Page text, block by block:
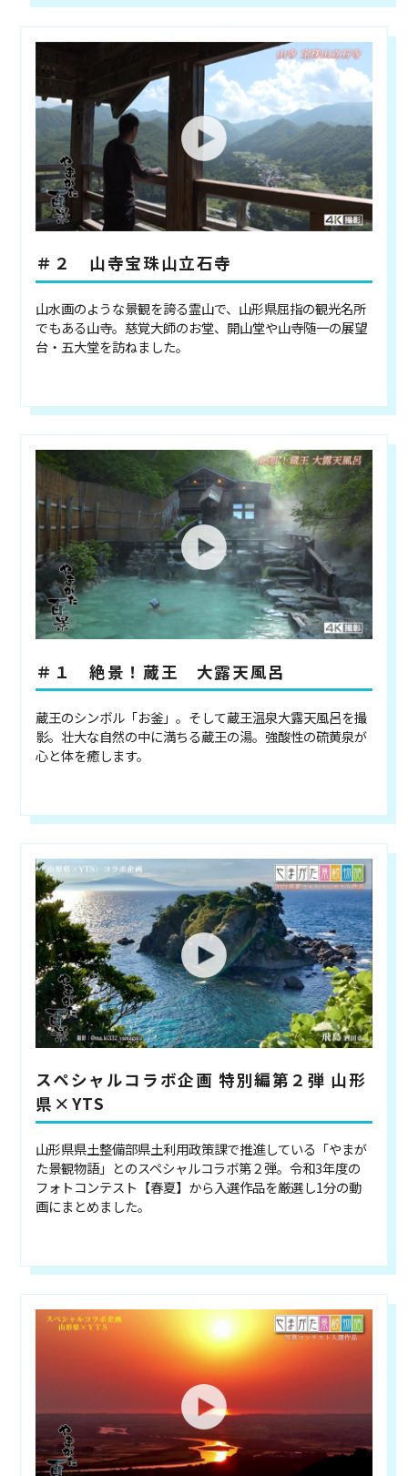
＃２ 山寺宝珠山立石寺
山水画のような景観を誇る霊山で、山形県屈指の観光名所
でもある山寺。慈覚大師のお堂、開山堂や山寺随一の展望
台・五大堂を訪ねました。
＃１ 絶景！蔵王 大露天風呂
蔵王のシンボル「お釜」。そして蔵王温泉大露天風呂を撮
影。壮大な自然の中に満ちる蔵王の湯。強酸性の硫黄泉が
心と体を癒します。
スペシャルコラボ企画 特別編第２弾 山形
県×YTS
山形県県土整備部県土利用政策課で推進している「やまが
た景観物語」とのスペシャルコラボ第２弾。令和3年度の
フォトコンテスト【春夏】から入選作品を厳選し1分の動
画にまとめました。